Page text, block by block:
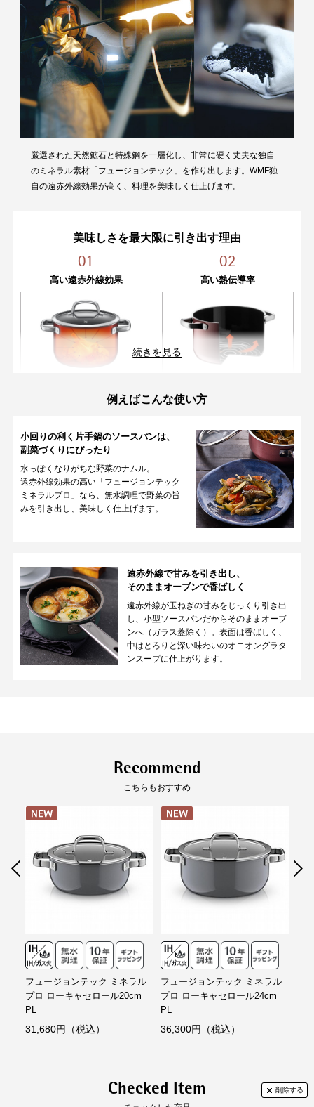
熱源
ガス/IHクッキングヒーター/エンクロ/ラジエ
ント
定格、製品仕様）
IH使用：可
食器洗浄機使用：可
オーブン使用：可（ガラス蓋を除く）
電子レンジ：不可
厳選された天然鉱石と特殊鋼を一層化し、非常に硬く丈夫な独自
のミネラル素材「フュージョンテック」を作り出します。WMF独
自の遠赤外線効果が高く、料理を美味しく仕上げます。
美味しさを最大限に引き出す理由
01
高い遠赤外線効果
天然鉱石により、遠赤外線放射率
が高く、加熱効果が良いので、食
くく、料理を美味しく仕上げま
す。
02
高い熱伝導率
早く熱が伝わり、均一にムラなく
加熱ができます。蓄熱性も高いの
03
食材の美味しさ
引き出す
無水調理
密閉性が高いので、食材本来の栄
養・旨みをそのまま味わえる無水
調理ができます。
04
調理の様子が見える
ガラス蓋
調理中も中が見えるので、仕上が
りが分かりやすく失敗しにくいで
す。（強化ガラス製）
ガラスの様に滑らかだからこびり
つきにくく、汚れが簡単に落ちま
す。
フュージョンテック ミネラルプロ
は従来より20%軽量化。一般鋳物
ホーロー鍋と比較して40%軽い。
負担がないから毎日の料理が楽し
めます。
※ご使用の食器洗浄機の取り扱い説明
続きを見る
例えばこんな使い方
小回りの利く 片手鍋のソースパンは、
副菜づくりにぴったり
水っぽくなりがちな野菜のナムル。
遠赤外線効果の高い「フュージョンテック
ミネラルプロ」なら、無水調理で野菜の旨
みを引き出し、美味しく仕上げます。
遠赤外線で甘みを引き出し、
そのままオーブンで香ばしく
遠赤外線が玉ねぎの甘みをじっくり引き出
し、小型ソースパンだからそのままオーブ
ンへ（ガラス蓋除く）。表面は香ばしく、
中はとろりと深い味わいのオニオングラタ
ンスープに仕上がります。
Recommend
こちらもおすすめ
フュージョンテック ミネラル
プロ ローキャセロール20cm
PL
31,680円（税込）
フュージョンテック ミネラル
プロ ローキャセロール24cm
PL
36,300円（税込）
Checked Item